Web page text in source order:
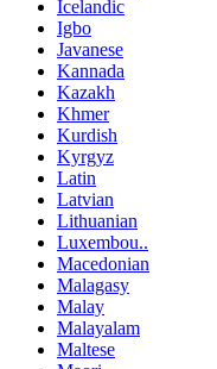
Icelandic
Igbo
Javanese
Kannada
Kazakh
Khmer
Kurdish
Kyrgyz
Latin
Latvian
Lithuanian
Luxembou..
Macedonian
Malagasy
Malay
Malayalam
Maltese